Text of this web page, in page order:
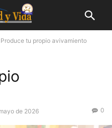
Produce tu propio avivamiento
de 2026 0